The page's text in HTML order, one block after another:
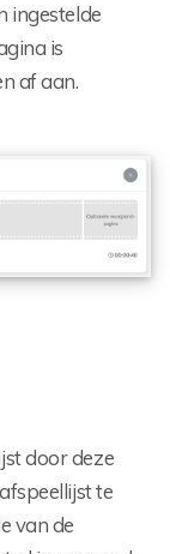
ingestelde
is
af aan.
door deze
te
van de